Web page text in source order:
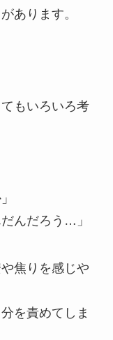
あります。
もいろいろ考
んだろう…」
焦りを感じや
を責めてしま